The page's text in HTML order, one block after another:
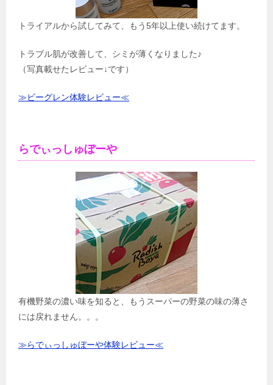
トライアルから試してみて、もう5年以上使い続けてます。
トラブル肌が改善して、シミが薄くなりました♪
（写真載せたレビュー↓です）
≫ビーグレン体験レビュー≪
らでぃっしゅぼーや
有機野菜の濃い味を知ると、もうスーパーの野菜の味の薄さ
には戻れません。。。
≫らでぃっしゅぼーや体験レビュー≪